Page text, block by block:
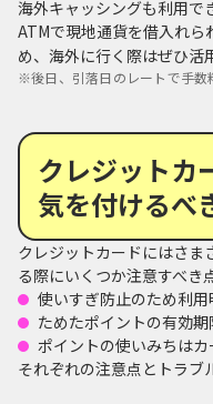
海外キャッシングも利用で
ATMで現地通貨を借入れら
め、海外に行く際はぜひ活
※後日、引落日のレートで手数
クレジットカ
気を付けるべ
クレジットカードにはさま
る際にいくつか注意すべき
使いすぎ防止のため利
ためたポイントの有効
ポイントの使いみちは
それぞれの注意点とトラブ